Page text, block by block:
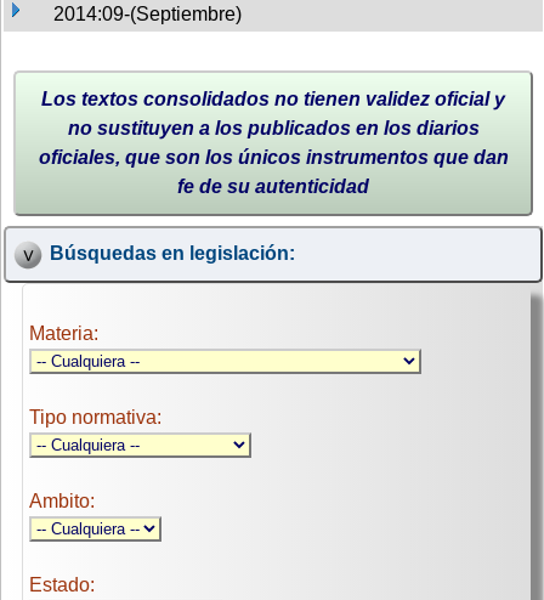
2014:09-(Septiembre)
Los textos consolidados no tienen validez oficial y
no sustituyen a los publicados en los diarios
oficiales, que son los únicos instrumentos que dan
fe de su autenticidad
Búsquedas en legislación:
Materia:
Tipo normativa:
Ambito:
Estado: